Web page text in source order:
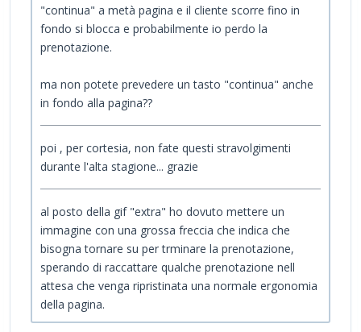
"continua" a metà pagina e il cliente scorre fino in
fondo si blocca e probabilmente io perdo la
prenotazione.
ma non potete prevedere un tasto "continua" anche
in fondo alla pagina??
poi , per cortesia, non fate questi stravolgimenti
durante l'alta stagione... grazie
al posto della gif "extra" ho dovuto mettere un
immagine con una grossa freccia che indica che
bisogna tornare su per trminare la prenotazione,
sperando di raccattare qualche prenotazione nell
attesa che venga ripristinata una normale ergonomia
della pagina.